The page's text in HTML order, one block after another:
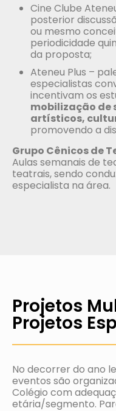
Cine Clube
posterior
ou mesmo
periodicidade
da proposta;
Ateneu Plus –
especialistas
incentivam os
mobilização de
artísticos,
promovendo a
Grupo Cênicos de
Aulas semanais de
teatrais, sendo
especialista na área.
Projetos
Projetos
No decorrer do ano
eventos são
Colégio com
etária/segmento.